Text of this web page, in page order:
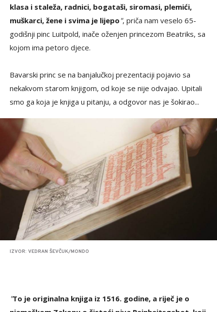
klasa i staleža, radnici, bogataši, siromasi, plemići,
muškarci, žene i svima je lijepo ", priča nam veselo 65-
godišnji pinc Luitpold, inače oženjen princezom Beatriks, sa
kojom ima petoro djece.
Bavarski princ se na banjalučkoj prezentaciji pojavio sa
nekakvom starom knjigom, od koje se nije odvajao. Upitali
smo ga koja je knjiga u pitanju, a odgovor nas je šokirao...
IZVOR: VEDRAN ŠEVČUK/MONDO
"To je originalna knjiga iz 1516. godine, a riječ je o